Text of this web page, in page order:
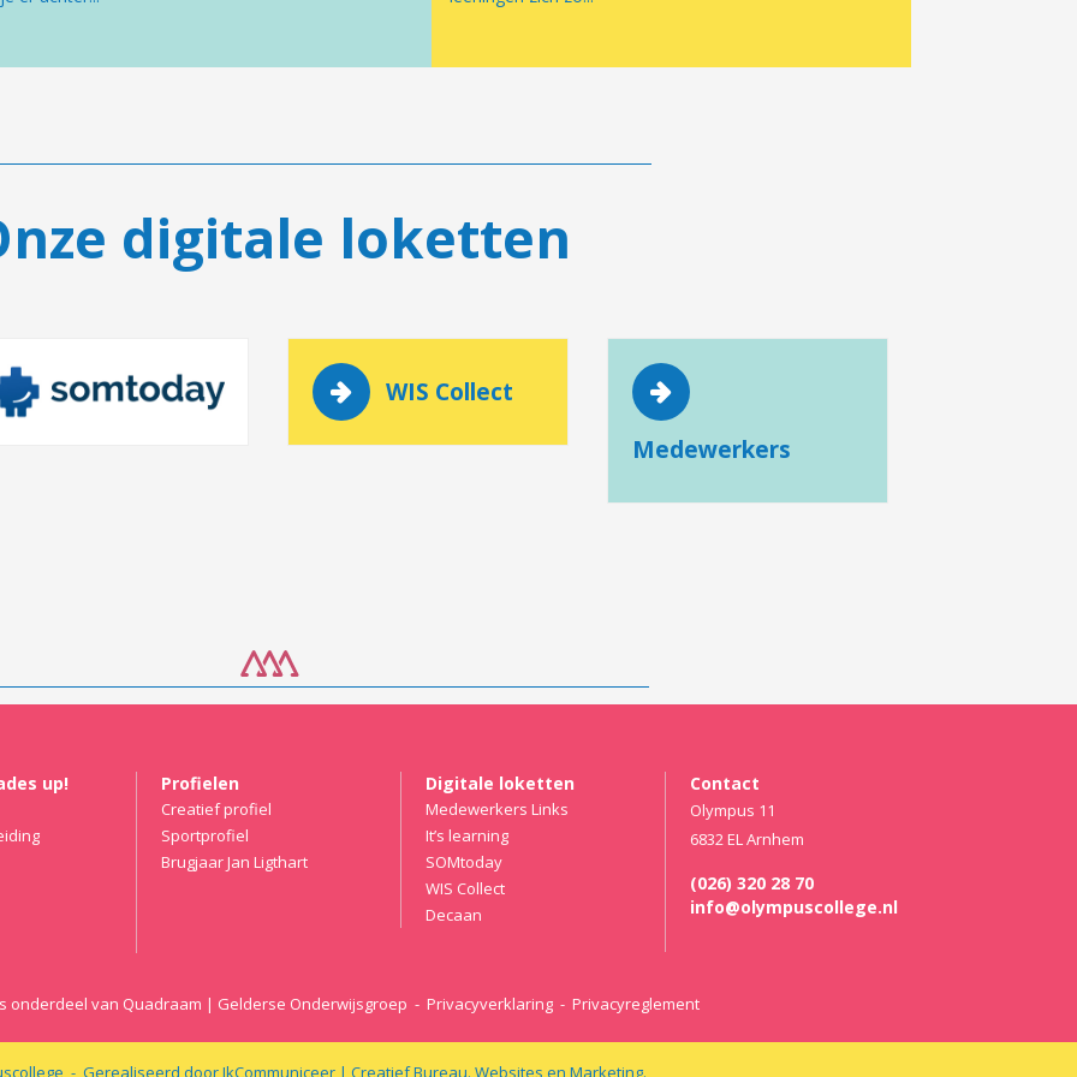
digitale loketten
WIS Collect
Medewerkers
up! Profielen
Creatief profiel
Sportprofiel
Brugjaar Jan Ligthart
Digitale loketten
Medewerkers Links
It’s learning
SOMtoday
WIS Collect
Decaan
Contact
Olympus 11
6832 EL Arnhem
(026) 320 28 70
info@olympuscollege.nl
onderdeel van Quadraam | Gelderse Onderwijsgroep - Privacyverklaring- Privacyreglement
- Gerealiseerd door IkCommuniceer | Creatief Bureau. Websites en Marketing.